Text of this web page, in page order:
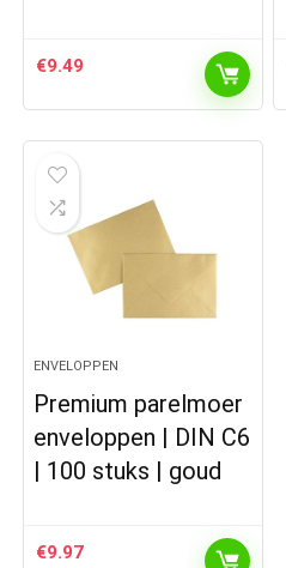
€9.49
ENVELOPPEN
Premium parelmoer
enveloppen | DIN C6
| 100 stuks | goud
€9.97